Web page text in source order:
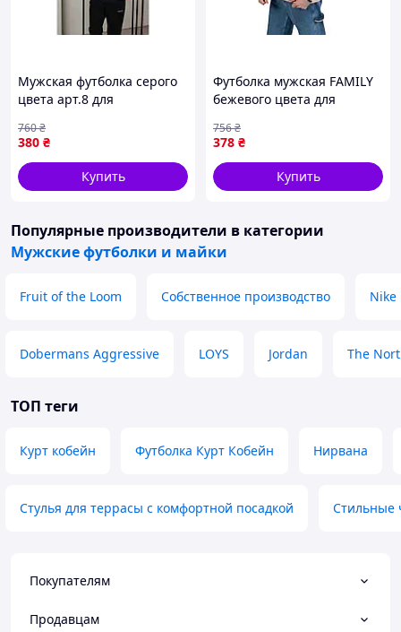
Мужская футболка серого
цвета арт.8 для
стильная и комфортная
одежда
380 ₴
760₴
Купить
Футболка мужская FAMILY
бежевого цвета для
трикотажа с добавлением
эластана
378 ₴
756₴
Купить
Популярные производители в категории
Мужские футболки и майки
Fruit of the Loom Собственное производство Nike
Dobermans Aggressive LOYS Jordan The
ТОП теги
Курт кобейн Футболка Курт Кобейн Нирвана
Стулья для террасы с комфортной посадкой Стильные
Покупателям
Продавцам